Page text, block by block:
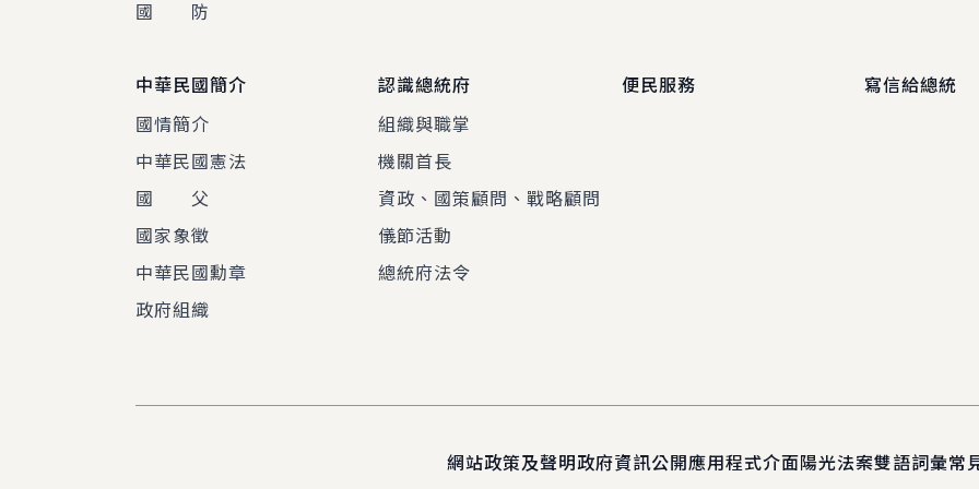
國 防
中華民國簡介
國情簡介
中華民國憲法
國 父
國家象徵
中華民國勳章
政府組織
認識總統府
組織與職掌
機關首長
資政、國策顧問、戰略顧問
儀節活動
總統府法令
便民服務 寫信給總統
網站政策及聲明政府資訊公開應用程式介面陽光法案雙語詞彙常